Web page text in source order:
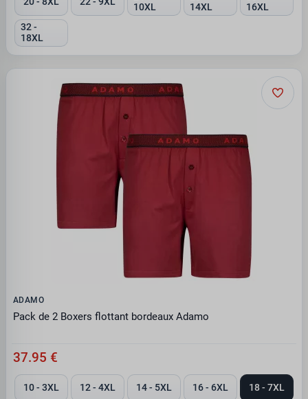
10XL
14XL
16XL
32 -
18XL
ADAMO
Pack de 2 Boxers flottant bordeaux Adamo
37.95 €
10 - 3XL 12 - 4XL 14 - 5XL 16 - 6XL 18 - 7XL